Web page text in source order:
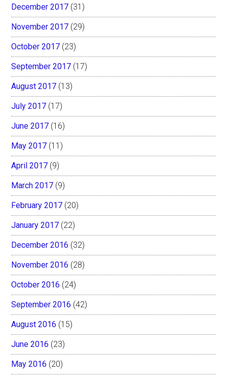
December 2017 (31)
November 2017 (29)
October 2017 (23)
September 2017 (17)
August 2017 (13)
July 2017 (17)
June 2017 (16)
May 2017 (11)
April 2017 (9)
March 2017 (9)
February 2017 (20)
January 2017 (22)
December 2016 (32)
November 2016 (28)
October 2016 (24)
September 2016 (42)
August 2016 (15)
June 2016 (23)
May 2016 (20)